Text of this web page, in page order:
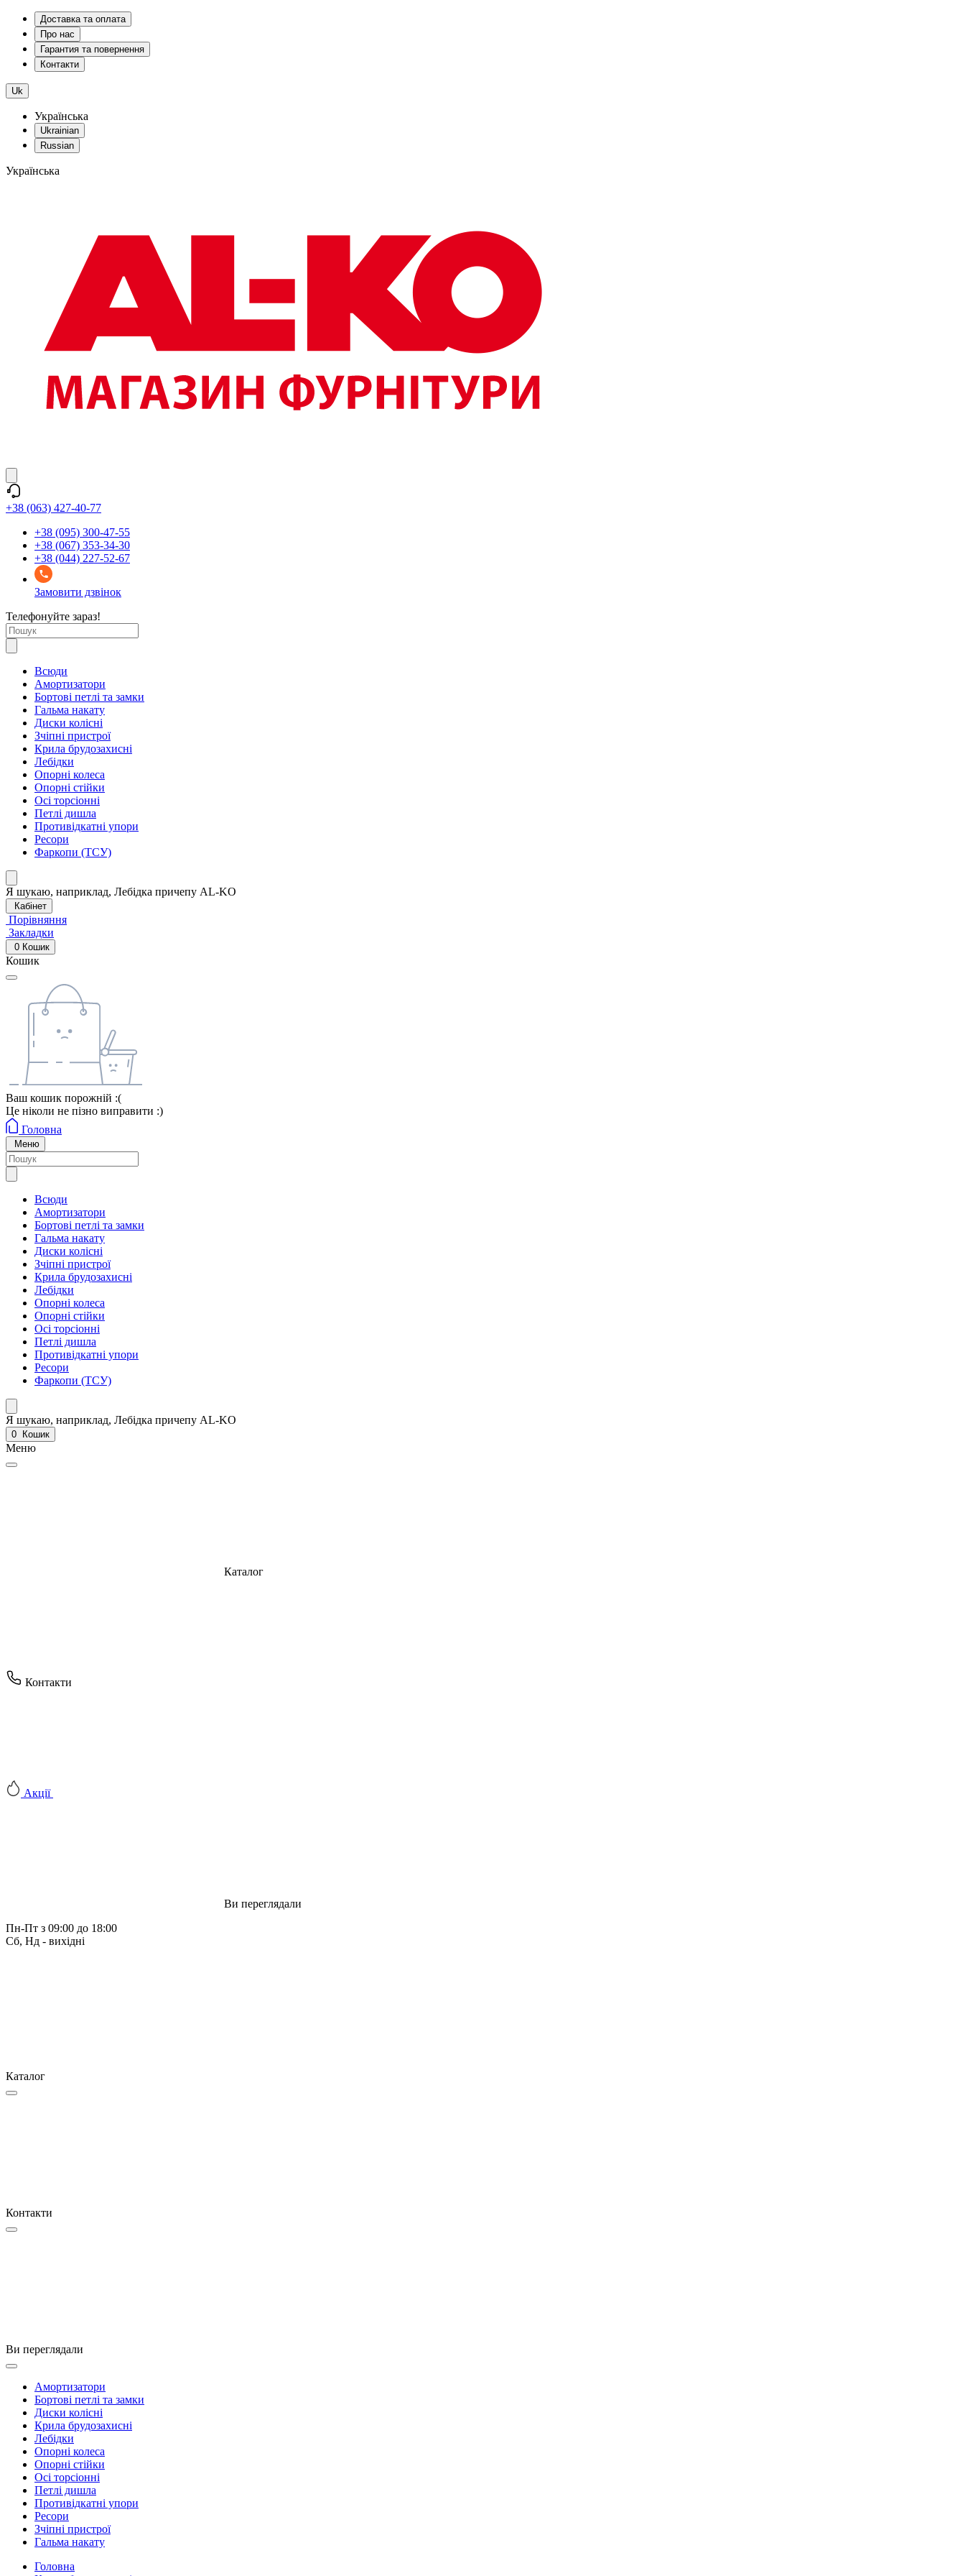
Доставка та оплата
Про нас
Гарантия та повернення
Контакти
Uk
Українська
Ukrainian
Russian
Українська
+38 (063) 427-40-77
+38 (095) 300-47-55
+38 (067) 353-34-30
+38 (044) 227-52-67
Замовити дзвінок
Телефонуйте зараз!
Всюди
Амортизатори
Бортові петлі та замки
Гальма накату
Диски колісні
Зчіпні пристрої
Крила брудозахисні
Лебідки
Опорні колеса
Опорні стійки
Осі торсіонні
Петлі дишла
Противідкатні упори
Ресори
Фаркопи (ТСУ)
Я шукаю, наприклад, Лебідка причепу AL-KO
Кабінет
Порівняння
Закладки
0 Кошик
Кошик
Ваш кошик порожній :(
Це ніколи не пізно виправити :)
Головна
Меню
Всюди
Амортизатори
Бортові петлі та замки
Гальма накату
Диски колісні
Зчіпні пристрої
Крила брудозахисні
Лебідки
Опорні колеса
Опорні стійки
Осі торсіонні
Петлі дишла
Противідкатні упори
Ресори
Фаркопи (ТСУ)
Я шукаю, наприклад, Лебідка причепу AL-KO
0 Кошик
Меню
Каталог
Контакти
Акції
Ви переглядали
Пн-Пт з 09:00 до 18:00
Сб, Нд - вихідні
Каталог
Контакти
Ви переглядали
Амортизатори
Бортові петлі та замки
Диски колісні
Крила брудозахисні
Лебідки
Опорні колеса
Опорні стійки
Осі торсіонні
Петлі дишла
Противідкатні упори
Ресори
Зчіпні пристрої
Гальма накату
Головна